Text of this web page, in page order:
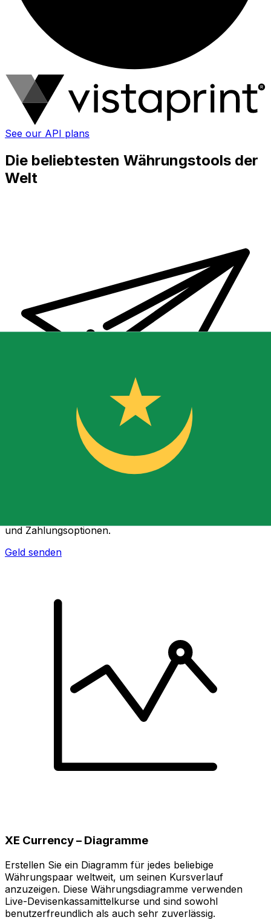
See our API plans
Die beliebtesten Währungstools der
Welt
und Zahlungsoptionen.
Geld senden
XE Currency – Diagramme
Erstellen Sie ein Diagramm für jedes beliebige
Währungspaar weltweit, um seinen Kursverlauf
anzuzeigen. Diese Währungsdiagramme verwenden
Live-Devisenkassamittelkurse und sind sowohl
benutzerfreundlich als auch sehr zuverlässig.